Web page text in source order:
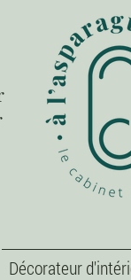
Décorateur